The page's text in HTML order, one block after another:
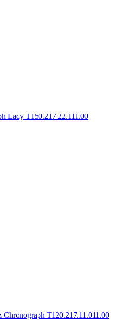
Lady T150.217.22.111.00
Chronograph T120.217.11.011.00​​​